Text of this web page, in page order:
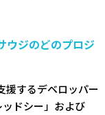
ウジのどのプロジ
援するデベロッパー
ドシー」および